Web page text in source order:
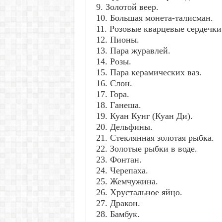
9. Золотой веер.
10. Большая монета-талисман.
11. Розовые кварцевые
12. Пионы.
13. Пара журавлей.
14. Розы.
15. Пара керамических ваз.
16. Слон.
17. Гора.
18. Ганеша.
19. Куан Кунг (Куан Ди).
20. Дельфины.
21. Стеклянная золотая рыбка.
22. Золотые рыбки в воде.
23. Фонтан.
24. Черепаха.
25. Жемчужина.
26. Хрустальное яйцо.
27. Дракон.
28. Бамбук.